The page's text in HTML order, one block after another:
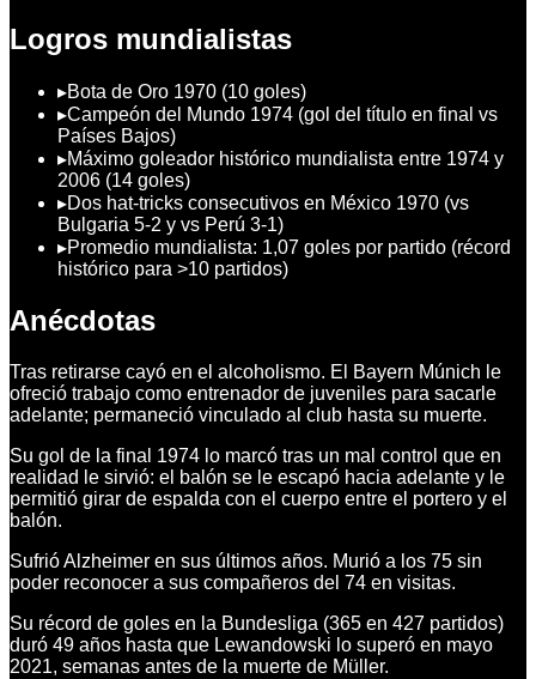
Logros mundialistas
▸Bota de Oro 1970 (10 goles)
▸Campeón del Mundo 1974 (gol del título en final vs
Países Bajos)
▸Máximo goleador histórico mundialista entre 1974 y
2006 (14 goles)
▸Dos hat-tricks consecutivos en México 1970 (vs
Bulgaria 5-2 y vs Perú 3-1)
▸Promedio mundialista: 1,07 goles por partido (récord
histórico para >10 partidos)
Anécdotas
Tras retirarse cayó en el alcoholismo. El Bayern Múnich le
ofreció trabajo como entrenador de juveniles para sacarle
adelante; permaneció vinculado al club hasta su muerte.
Su gol de la final 1974 lo marcó tras un mal control que en
realidad le sirvió: el balón se le escapó hacia adelante y le
permitió girar de espalda con el cuerpo entre el portero y el
balón.
Sufrió Alzheimer en sus últimos años. Murió a los 75 sin
poder reconocer a sus compañeros del 74 en visitas.
Su récord de goles en la Bundesliga (365 en 427 partidos)
duró 49 años hasta que Lewandowski lo superó en mayo
2021, semanas antes de la muerte de Müller.